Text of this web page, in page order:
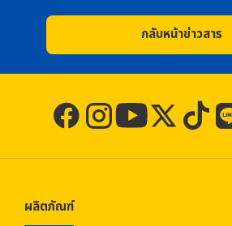
กลับหน้าข่าวสาร
ผลิตภัณฑ์